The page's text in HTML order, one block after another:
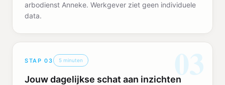
arbodienst Anneke. Werkgever ziet geen individuele
data.
03
STAP03 5 minuten
Jouw dagelijkse schat aan inzichten